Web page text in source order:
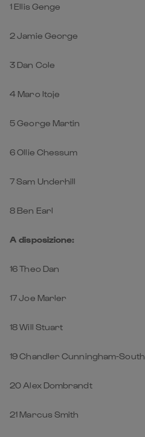
1 Ellis Genge
2 Jamie George
3 Dan Cole
4 Maro Itoje
5 George Martin
6 Ollie Chessum
7 Sam Underhill
8 Ben Earl
A disposizione:
16 Theo Dan
17 Joe Marler
18 Will Stuart
19 Chandler Cunningham-South
20 Alex Dombrandt
21 Marcus Smith